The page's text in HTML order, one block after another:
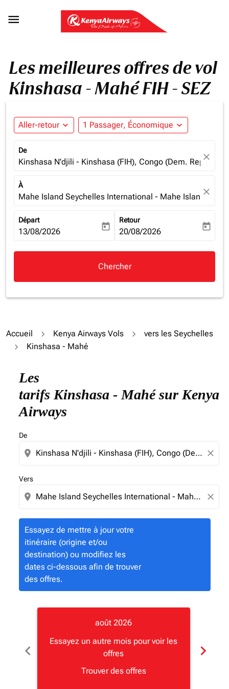

Les meilleures offres de vol
Kinshasa - Mahé FIH - SEZ
Aller-retour expand_more 1 Passager, Économique expand_more
De
Kinshasa N'djili - Kinshasa (FIH), Congo (Dem. Rep.)
close
À
Mahe Island Seychelles International - Mahe Islandclose
Départ
fc-booking-departure-date-aria-label
13/08/2026 today
Retour
fc-booking-return-date-aria-
20/08/2026 today
Chercher
Accueil Kenya Airways Vols
vers les Seychelles
Kinshasa - Mahé
Les
tarifs Kinshasa - Mahé sur Kenya
Airways
De
location_on close
Vers
location_on close
Essayez de mettre à jour votre
itinéraire (origine et/ou
destination) ou modifiez les
dates ci-dessous afin de trouver
des offres.
Essayez de mettre à jour votre itinéraire (origine et/
chevron_left
août 2026
Essayez un autre mois pour voir les
offres
Trouver des offres
chevron_right